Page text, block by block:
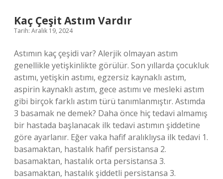
Kaç Çeşit Astım Vardır
Tarih: Aralık 19, 2024
Astımın kaç çeşidi var? Alerjik olmayan astım
genellikle yetişkinlikte görülür. Son yıllarda çocukluk
astımı, yetişkin astımı, egzersiz kaynaklı astım,
aspirin kaynaklı astım, gece astımı ve mesleki astım
gibi birçok farklı astım türü tanımlanmıştır. Astımda
3 basamak ne demek? Daha önce hiç tedavi almamış
bir hastada başlanacak ilk tedavi astımın şiddetine
göre ayarlanır. Eğer vaka hafif aralıklıysa ilk tedavi 1.
basamaktan, hastalık hafif persistansa 2.
basamaktan, hastalık orta persistansa 3.
basamaktan, hastalık şiddetli persistansa 3.